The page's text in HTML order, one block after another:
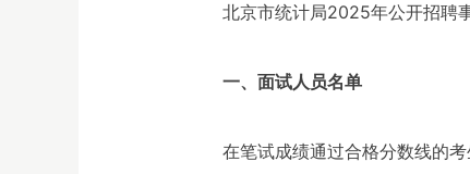
北京市统计局2025年公开招聘
一、面试人员名单
在笔试成绩通过合格分数线的